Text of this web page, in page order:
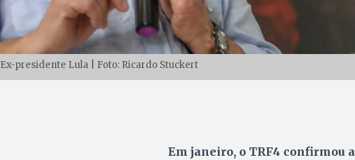
Ex-presidente Lula | Foto: Ricardo Stuckert
Em janeiro, o TRF4 confirmou a